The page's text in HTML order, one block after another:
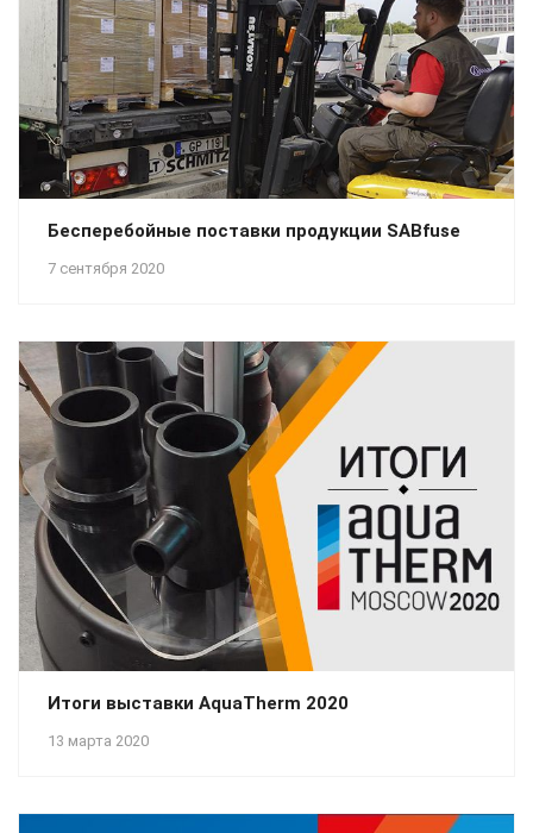
7 сентября 2020
Бесперебойные поставки продукции SABfuse
13 марта 2020
Итоги выставки AquaTherm 2020